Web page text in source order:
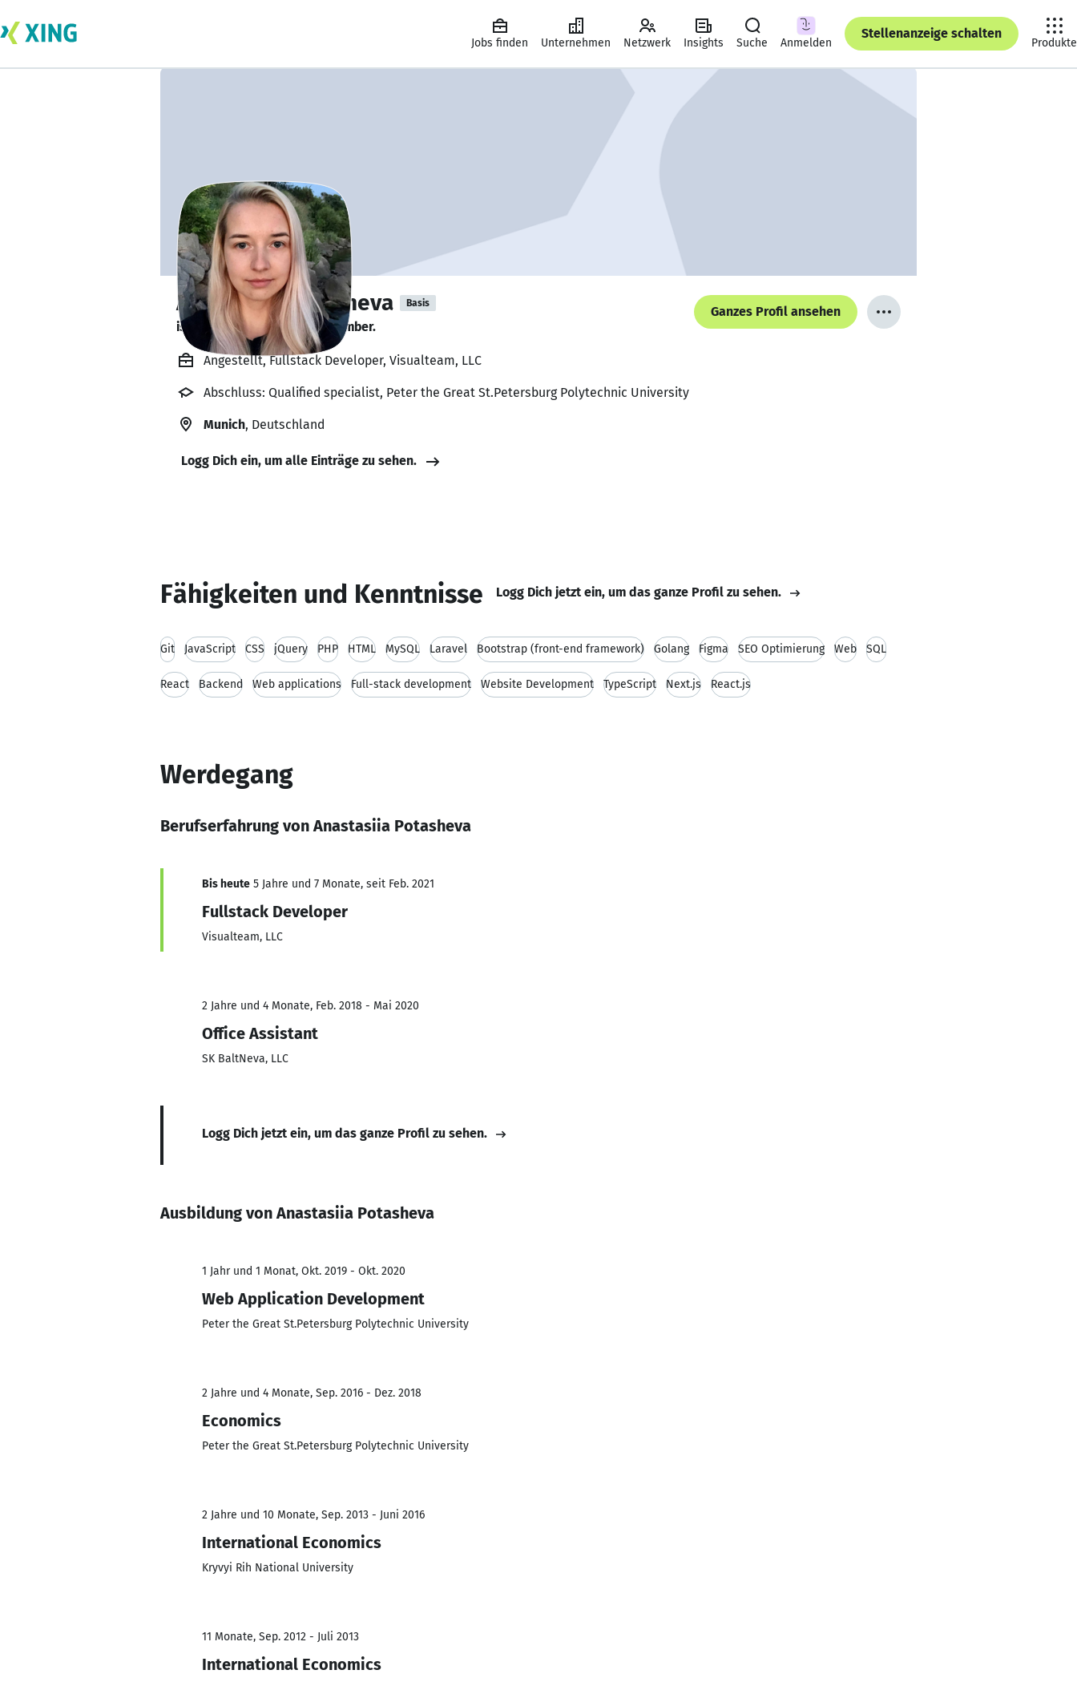
Jobs finden Unternehmen Netzwerk Insights Suche Anmelden
Stellenanzeige schalten
Produkte
Anastasiia Potasheva Basis
is looking for a new team member.
Ganzes Profil ansehen
Angestellt, Fullstack Developer, Visualteam, LLC
Abschluss: Qualified specialist, Peter the Great St.Petersburg Polytechnic University
Munich, Deutschland
Logg Dich ein, um alle Einträge zu sehen.
Fähigkeiten und Kenntnisse Logg Dich jetzt ein, um das ganze Profil zu sehen.
Git JavaScript CSS jQuery PHP HTML MySQL Laravel Bootstrap (front-end framework) Golang Figma SEO Optimierung Web SQL
React Backend Web applications Full-stack development Website Development TypeScript Next.js React.js
Werdegang
Berufserfahrung von Anastasiia Potasheva
Bis heute 5 Jahre und 7 Monate, seit Feb. 2021
Fullstack Developer
Visualteam, LLC
2 Jahre und 4 Monate, Feb. 2018 - Mai 2020
Office Assistant
SK BaltNeva, LLC
Logg Dich jetzt ein, um das ganze Profil zu sehen.
Ausbildung von Anastasiia Potasheva
1 Jahr und 1 Monat, Okt. 2019 - Okt. 2020
Web Application Development
Peter the Great St.Petersburg Polytechnic University
2 Jahre und 4 Monate, Sep. 2016 - Dez. 2018
Economics
Peter the Great St.Petersburg Polytechnic University
2 Jahre und 10 Monate, Sep. 2013 - Juni 2016
International Economics
Kryvyi Rih National University
11 Monate, Sep. 2012 - Juli 2013
International Economics